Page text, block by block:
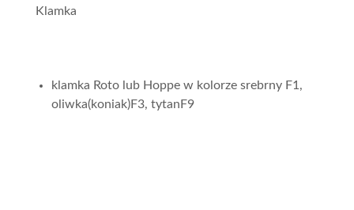
Klamka
klamka Roto lub Hoppe w kolorze srebrny F1,
oliwka(koniak)F3, tytanF9